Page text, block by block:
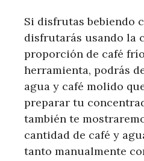
Si disfrutas bebiendo
disfrutarás usando la
proporción de café
herramienta, podrás
agua y café molido
preparar tu
también te
cantidad de café y
tanto manualmente